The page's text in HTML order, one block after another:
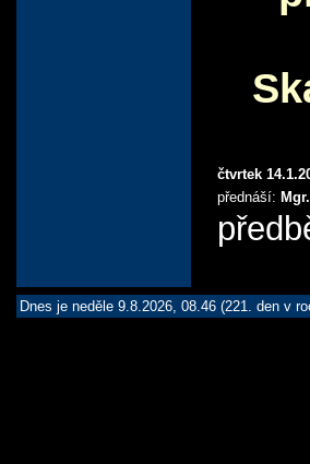
čtvrtek
přednáší:
Dnes je neděle 9.8.2026, 08.46 (221. den v